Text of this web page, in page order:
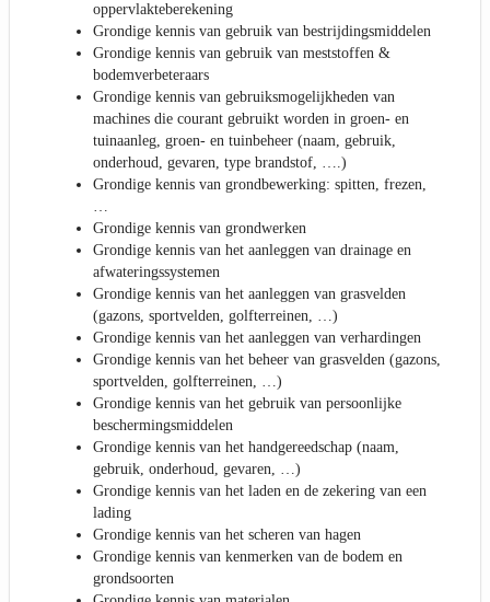
oppervlakteberekening
Grondige kennis van gebruik van bestrijdingsmiddelen
Grondige kennis van gebruik van meststoffen &
bodemverbeteraars
Grondige kennis van gebruiksmogelijkheden van
machines die courant gebruikt worden in groen- en
tuinaanleg, groen- en tuinbeheer (naam, gebruik,
onderhoud, gevaren, type brandstof, ….)
Grondige kennis van grondbewerking: spitten, frezen,
…
Grondige kennis van grondwerken
Grondige kennis van het aanleggen van drainage en
afwateringssystemen
Grondige kennis van het aanleggen van grasvelden
(gazons, sportvelden, golfterreinen, …)
Grondige kennis van het aanleggen van verhardingen
Grondige kennis van het beheer van grasvelden (gazons,
sportvelden, golfterreinen, …)
Grondige kennis van het gebruik van persoonlijke
beschermingsmiddelen
Grondige kennis van het handgereedschap (naam,
gebruik, onderhoud, gevaren, …)
Grondige kennis van het laden en de zekering van een
lading
Grondige kennis van het scheren van hagen
Grondige kennis van kenmerken van de bodem en
grondsoorten